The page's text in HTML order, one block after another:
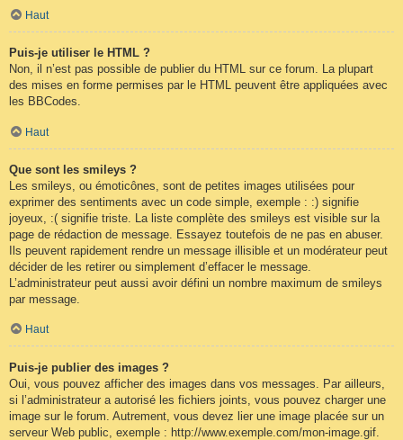
Haut
Puis-je utiliser le HTML ?
Non, il n’est pas possible de publier du HTML sur ce forum. La plupart
des mises en forme permises par le HTML peuvent être appliquées avec
les BBCodes.
Haut
Que sont les smileys ?
Les smileys, ou émoticônes, sont de petites images utilisées pour
exprimer des sentiments avec un code simple, exemple : :) signifie
joyeux, :( signifie triste. La liste complète des smileys est visible sur la
page de rédaction de message. Essayez toutefois de ne pas en abuser.
Ils peuvent rapidement rendre un message illisible et un modérateur peut
décider de les retirer ou simplement d’effacer le message.
L’administrateur peut aussi avoir défini un nombre maximum de smileys
par message.
Haut
Puis-je publier des images ?
Oui, vous pouvez afficher des images dans vos messages. Par ailleurs,
si l’administrateur a autorisé les fichiers joints, vous pouvez charger une
image sur le forum. Autrement, vous devez lier une image placée sur un
serveur Web public, exemple : http://www.exemple.com/mon-image.gif.